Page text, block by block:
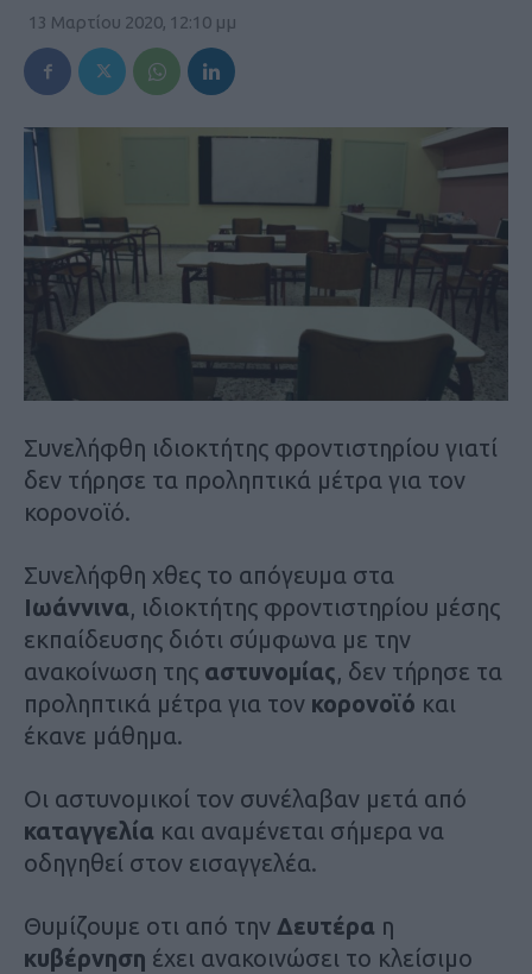
13 Μαρτίου 2020, 12:10 μμ
Συνελήφθη ιδιοκτήτης φροντιστηρίου γιατί
δεν τήρησε τα προληπτικά μέτρα για τον
κορονοϊό.
Συνελήφθη χθες το απόγευμα στα
Ιωάννινα, ιδιοκτήτης φροντιστηρίου μέσης
εκπαίδευσης διότι σύμφωνα με την
ανακοίνωση της αστυνομίας, δεν τήρησε τα
προληπτικά μέτρα για τον κορονοϊό και
έκανε μάθημα.
Οι αστυνομικοί τον συνέλαβαν μετά από
καταγγελία και αναμένεται σήμερα να
οδηγηθεί στον εισαγγελέα.
Θυμίζουμε οτι από την Δευτέρα η
κυβέρνηση έχει ανακοινώσει το κλείσιμο